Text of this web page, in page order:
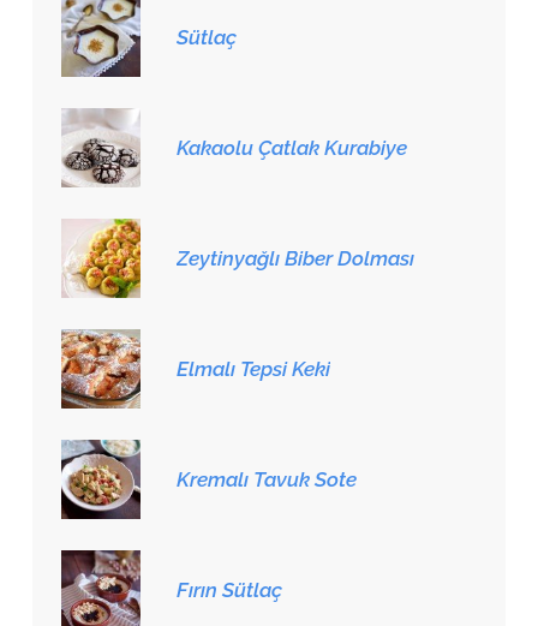
Sütlaç
Kakaolu Çatlak Kurabiye
Zeytinyağlı Biber Dolması
Elmalı Tepsi Keki
Kremalı Tavuk Sote
Fırın Sütlaç